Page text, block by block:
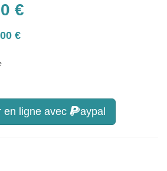
€
€
en ligne avec aypal